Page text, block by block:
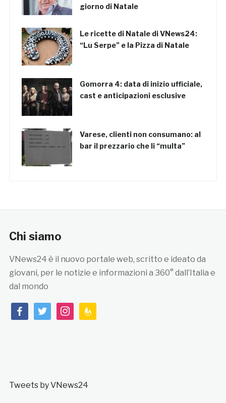
giorno di Natale
Le ricette di Natale di VNews24:
“Lu Serpe” e la Pizza di Natale
Gomorra 4: data di inizio ufficiale,
cast e anticipazioni esclusive
Varese, clienti non consumano: al
bar il prezzario che li “multa”
Chi siamo
VNews24 è il nuovo portale web, scritto e ideato da
giovani, per le notizie e informazioni a 360° dall’Italia e
dal mondo
facebooktwitterinstagramfeedburner
Tweets by VNews24